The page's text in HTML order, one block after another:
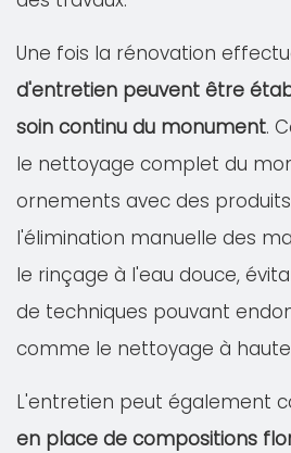
Une fois la rénovation
d'entretien peuvent être
soin continu du monument.
le nettoyage complet du
ornements avec des
l'élimination manuelle des
le rinçage à l'eau douce,
de techniques pouvant
comme le nettoyage à
L'entretien peut également
en place de compositions